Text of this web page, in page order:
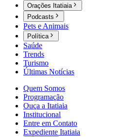
Orações Itatiaia
Podcasts
Pets e Animais
Política
Saúde
Trends
Turismo
Últimas Notícias
Quem Somos
Programação
Ouça a Itatiaia
Institucional
Entre em Contato
Expediente Itatiaia